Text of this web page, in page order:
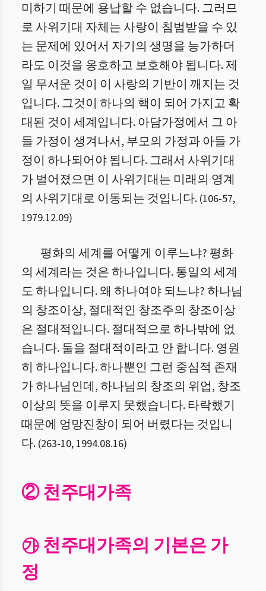
미하기 때문에 용납할 수 없습니다. 그러므
로 사위기대 자체는 사랑이 침범받을 수 있
는 문제에 있어서 자기의 생명을 능가하더
라도 이것을 옹호하고 보호해야 됩니다. 제
일 무서운 것이 이 사랑의 기반이 깨지는 것
입니다. 그것이 하나의 핵이 되어 가지고 확
대된 것이 세계입니다. 아담가정에서 그 아
들 가정이 생겨나서, 부모의 가정과 아들 가
정이 하나되어야 됩니다. 그래서 사위기대
가 벌어졌으면 이 사위기대는 미래의 영계
의 사위기대로 이동되는 것입니다. (106-57,
1979.12.09)
평화의 세계를 어떻게 이루느냐? 평화
의 세계라는 것은 하나입니다. 통일의 세계
도 하나입니다. 왜 하나여야 되느냐? 하나님
의 창조이상, 절대적인 창조주의 창조이상
은 절대적입니다. 절대적으로 하나밖에 없
습니다. 둘을 절대적이라고 안 합니다. 영원
히 하나입니다. 하나뿐인 그런 중심적 존재
가 하나님인데, 하나님의 창조의 위업, 창조
이상의 뜻을 이루지 못했습니다. 타락했기
때문에 엉망진창이 되어 버렸다는 것입니
다. (263-10, 1994.08.16)
② 천주대가족
㉮ 천주대가족의 기본은 가
정